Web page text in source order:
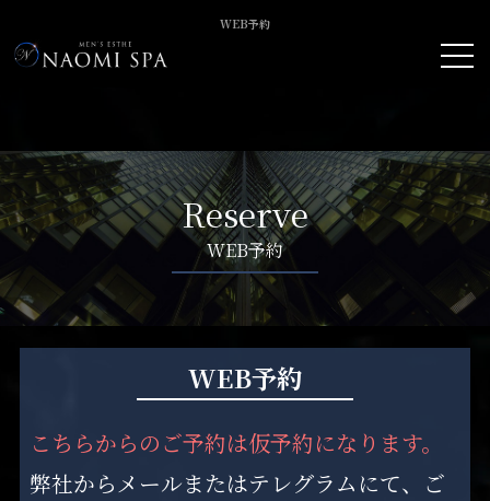
WEB予約
Reserve
WEB予約
WEB予約
こちらからのご予約は仮予約になります。
弊社からメールまたはテレグラムにて、ご